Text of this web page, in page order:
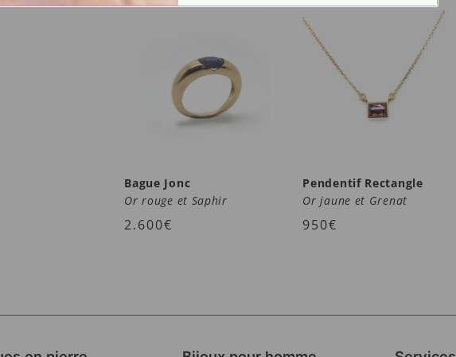
Bague Jonc
Or rouge et Saphir
2.600€
Pendentif Rectangle
Or jaune et Grenat
950€